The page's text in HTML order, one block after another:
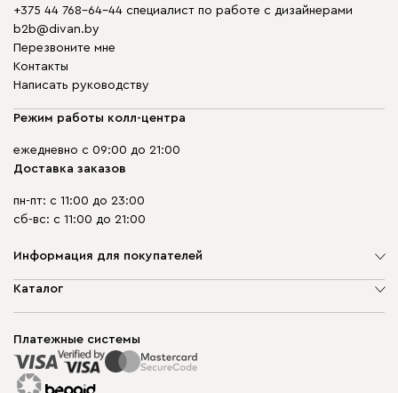
+375 44 768-64-44 специалист по работе с дизайнерами
b2b@divan.by
Перезвоните мне
Контакты
Написать руководству
Режим работы колл-центра
ежедневно с 09:00 до 21:00
Доставка заказов
пн-пт: с 11:00 до 23:00
сб-вс: с 11:00 до 21:00
Информация для покупателей
О компании
Способы оплаты
Рассрочка и кредит
Гарантия
Каталог
Корпусная мебель
Распродажа мебели
Платежные системы